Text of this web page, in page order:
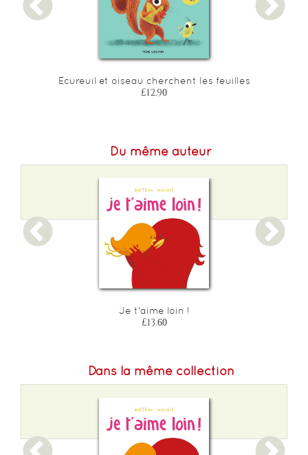
Ecureuil et oiseau cherchent les feuilles
£12.90
Du même auteur
Je t'aime loin !
£13.60
Dans la même collection